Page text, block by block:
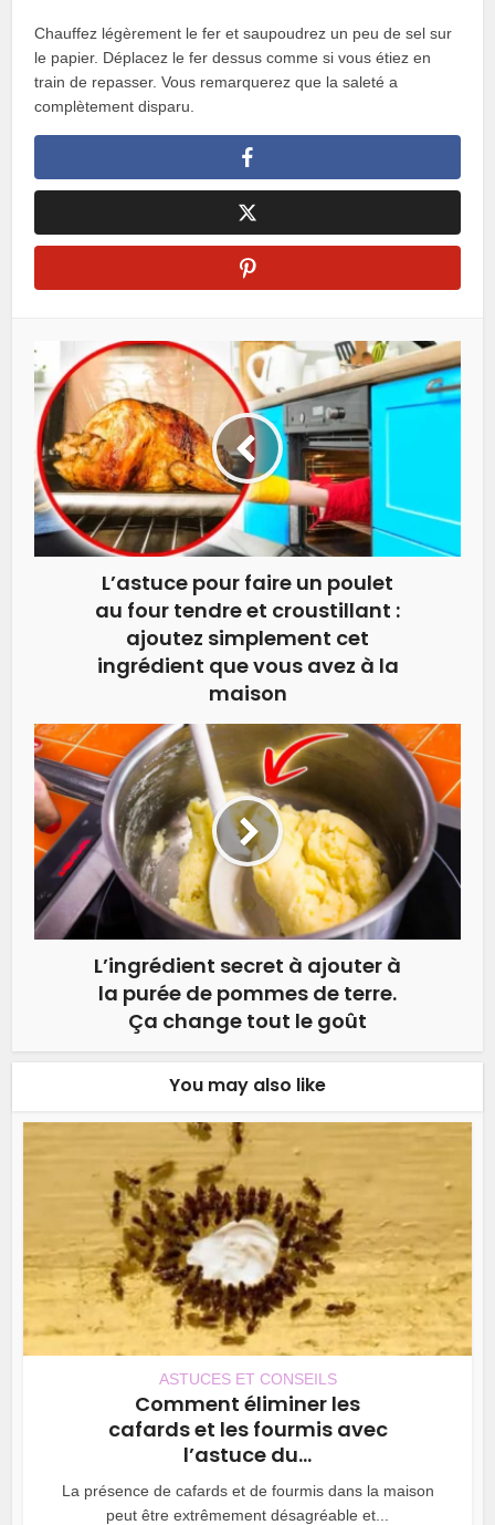
Chauffez légèrement le fer et saupoudrez un peu de sel sur
le papier. Déplacez le fer dessus comme si vous étiez en
train de repasser. Vous remarquerez que la saleté a
complètement disparu.
L’astuce pour faire un poulet
au four tendre et croustillant :
ajoutez simplement cet
ingrédient que vous avez à la
maison
L’ingrédient secret à ajouter à
la purée de pommes de terre.
Ça change tout le goût
You may also like
ASTUCES ET CONSEILS
Comment éliminer les
cafards et les fourmis avec
l’astuce du...
La présence de cafards et de fourmis dans la maison
peut être extrêmement désagréable et...